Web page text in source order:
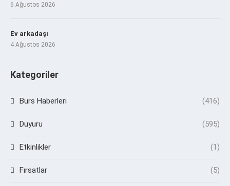
6 Ağustos 2026
Ev arkadaşı
4 Ağustos 2026
Kategoriler
Burs Haberleri (416)
Duyuru (595)
Etkinlikler (1)
Fırsatlar (5)